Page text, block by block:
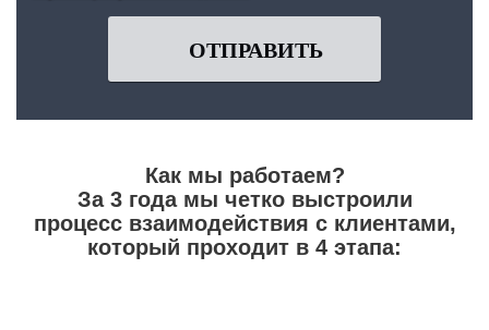
ОТПРАВИТЬ
Как мы работаем?
За 3 года мы четко выстроили
процесс взаимодействия с клиентами,
который проходит в 4 этапа: